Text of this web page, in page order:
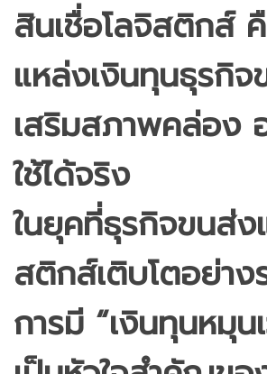
สินเชื่อโลจิสติกส์ คื
แหล่งเงินทุนธุรกิ
เสริมสภาพคล่อง
ใช้ได้จริง
ในยุคที่ธุรกิจขนส่ง
สติกส์เติบโตอย่าง
การมี “เงินทุนหมุ